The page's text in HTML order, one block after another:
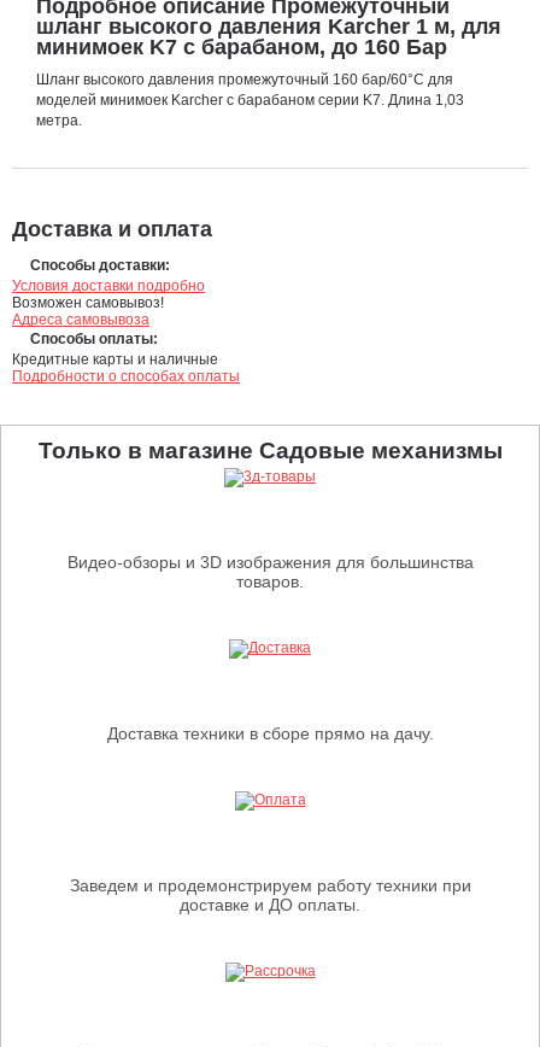
Подробное описание Промежуточный
шланг высокого давления Karcher 1 м, для
минимоек K7 с барабаном, до 160 Бар
Шланг высокого давления промежуточный 160 бар/60°C для
моделей минимоек Karcher с барабаном серии K7. Длина 1,03
метра.
Доставка и оплата
Способы доставки:
Условия доставки подробно
Возможен самовывоз!
Адреса самовывоза
Способы оплаты:
Кредитные карты и наличные
Подробности о способах оплаты
Только в магазине Садовые механизмы
Видео-обзоры и 3D изображения для большинства
товаров.
Доставка техники в сборе прямо на дачу.
Заведем и продемонстрируем работу техники при
доставке и ДО оплаты.